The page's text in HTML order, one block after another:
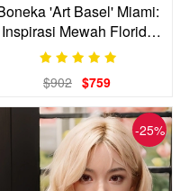
'Art Basel' Miami:
Inspirasi Mewah Florida
Anda
$902 $759
-25%